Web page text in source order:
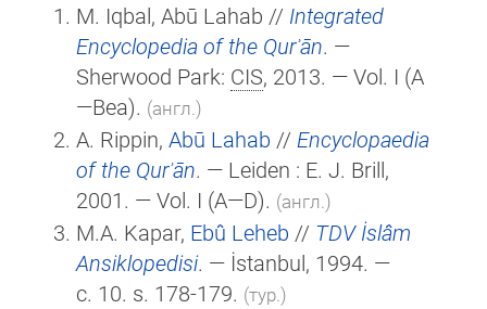
M. Iqbal, Abū Lahab // Integrated
Encyclopedia of the Qurʾān. —
Sherwood Park: CIS, 2013. — Vol. I (A
—Bea). (англ.)
A. Rippin, Abū Lahab // Encyclopaedia
of the Qurʾān. — Leiden : E. J. Brill,
2001. — Vol. I (A—D). (англ.)
M.A. Kapar, Ebû Leheb // TDV İslâm
Ansiklopedisi. — İstanbul, 1994. —
c. 10. s. 178-179. (тур.)